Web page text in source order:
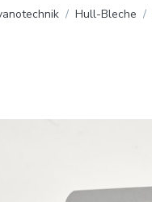
Hull-Bleche